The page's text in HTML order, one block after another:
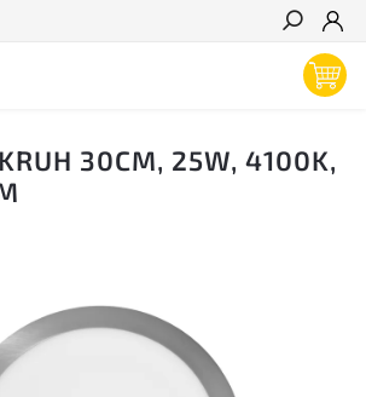
Hľadať
30CM, 25W, 4100K,